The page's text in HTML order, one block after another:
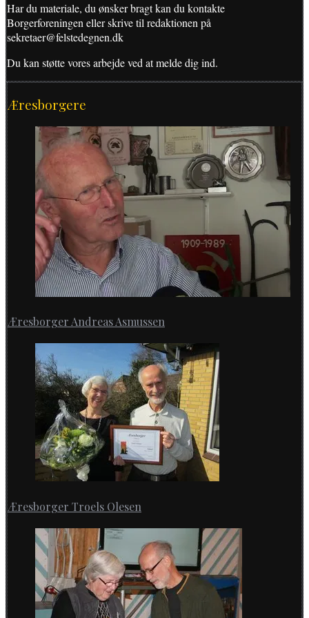
Har du materiale, du ønsker bragt kan du kontakte
Borgerforeningen eller skrive til redaktionen på
sekretaer@felstedegnen.dk
Du kan støtte vores arbejde ved at melde dig ind.
Æresborgere
Æresborger Andreas Asmussen
Æresborger Troels Olesen